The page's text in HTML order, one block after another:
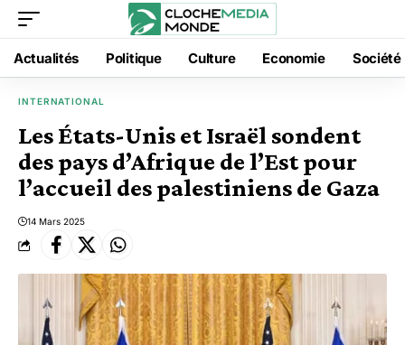
Actualités Politique Culture Economie Société
INTERNATIONAL
Les États-Unis et Israël sondent
des pays d’Afrique de l’Est pour
l’accueil des palestiniens de Gaza
14 Mars 2025